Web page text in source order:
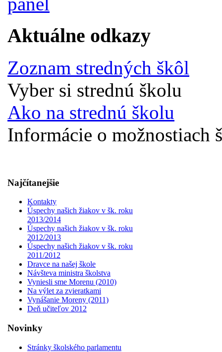
Aktuálne odkazy
Zoznam stredných škôl
Vyber si strednú školu
Ako na strednú školu
Informácie o možnostiach
Najčítanejšie
Kontakty
Úspechy našich žiakov v šk. roku
2013/2014
Úspechy našich žiakov v šk. roku
2012/2013
Úspechy našich žiakov v šk. roku
2011/2012
Dravce na našej škole
Návšteva ministra školstva
Vyniesli sme Morenu (2010)
Na výlet za zvieratkami
Vynášanie Moreny (2011)
Deň učiteľov 2012
Novinky
Stránky školského parlamentu